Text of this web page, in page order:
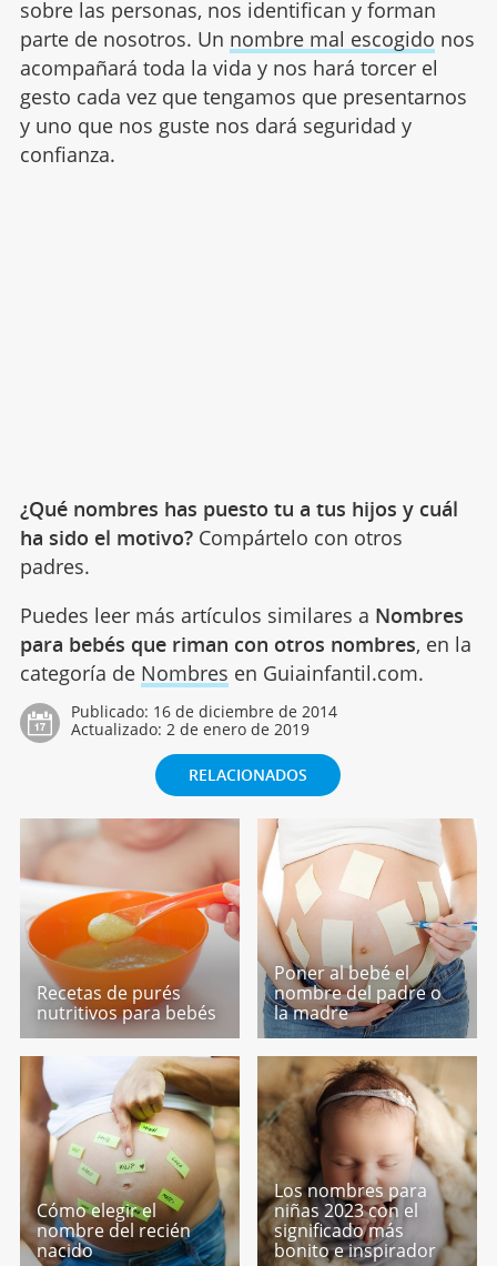
sobre las personas, nos identifican y forman
parte de nosotros. Un nombre mal escogido nos
acompañará toda la vida y nos hará torcer el
gesto cada vez que tengamos que presentarnos
y uno que nos guste nos dará seguridad y
confianza.
¿Qué nombres has puesto tu a tus hijos y cuál
ha sido el motivo?Compártelo con otros
padres.
Puedes leer más artículos similares a Nombres
para bebés que riman con otros nombres, en la
categoría de Nombres en Guiainfantil.com.
Publicado: 16 de diciembre de 2014
Actualizado: 2 de enero de 2019
RELACIONADOS
Recetas de purés
nutritivos para bebés
Poner al bebé el
nombre del padre o
la madre
Cómo elegir el
nombre del recién
nacido
Los nombres para
niñas 2023 con el
significado más
bonito e inspirador